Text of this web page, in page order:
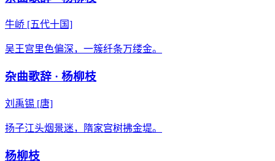
牛峤 [五代十国]
吴王宫里色偏深，一簇纤条万缕金。
杂曲歌辞 · 杨柳枝
刘禹锡 [唐]
扬子江头烟景迷，隋家宫树拂金堤。
杨柳枝